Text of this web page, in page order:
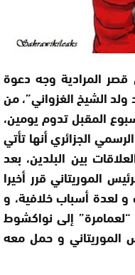
المرادية وجه دعوة
الشيخ الغزواني”، من
المقبل تدوم يومين،
الجزائري أنها تأتي
بين البلدين، بعد
الموريتاني قرر أخيرا
و لعدة أسباب خلافية، و
“لعمامرة” إلى نواكشوط
الموريتاني و حمل معه